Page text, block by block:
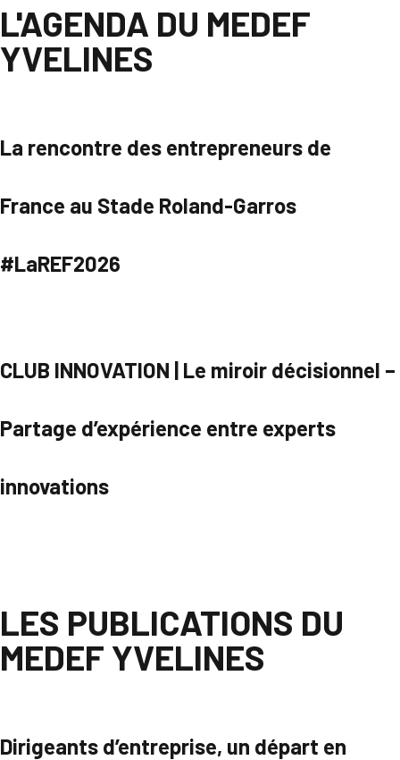
L'AGENDA DU MEDEF
YVELINES
La rencontre des entrepreneurs de
France au Stade Roland-Garros
#LaREF2026
CLUB INNOVATION | Le miroir décisionnel –
Partage d’expérience entre experts
innovations
LES PUBLICATIONS DU
MEDEF YVELINES
Dirigeants d’entreprise, un départ en